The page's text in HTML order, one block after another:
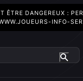
ÊTRE DANGEREUX :
INFO-